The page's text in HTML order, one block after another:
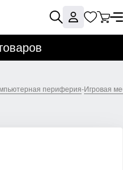
периферия-Игровая